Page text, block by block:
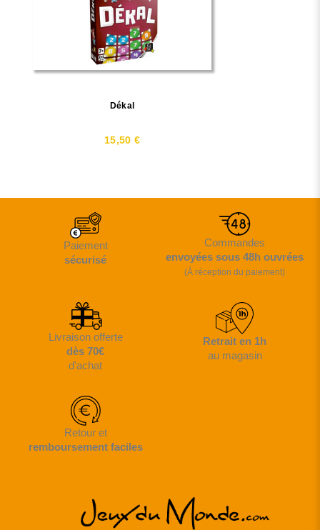
Dékal
15,50 €
Paiement
sécurisé
Commandes
envoyées sous 48h ouvrées
(À réception du paiement)
Livraison offerte
dès 70€
d'achat
Retrait en 1h
au magasin
Retour et
remboursement faciles